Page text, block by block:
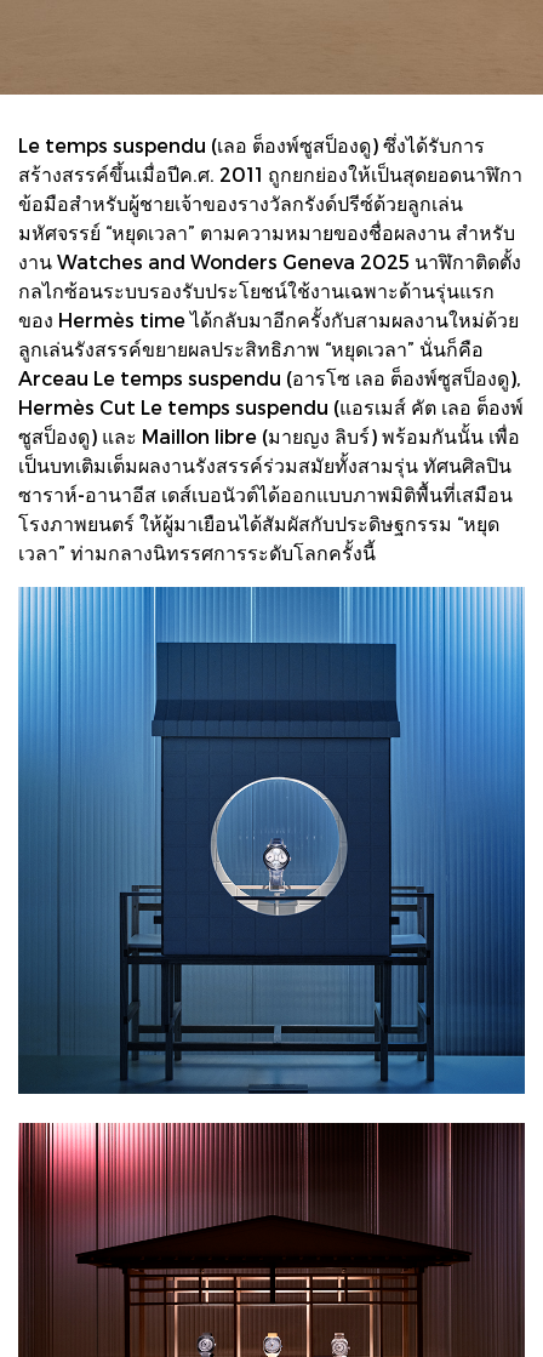
Le temps suspendu (เลอ ต็องพ์ซูสป็องดู) ซึ่งได้รับการ
สร้างสรรค์ขึ้นเมื่อปีค.ศ. 2011 ถูกยกย่องให้เป็นสุดยอดนาฬิกา
ข้อมือสำหรับผู้ชายเจ้าของรางวัลกรังด์ปรีซ์ด้วยลูกเล่น
มหัศจรรย์ “หยุดเวลา” ตามความหมายของชื่อผลงาน สำหรับ
งาน Watches and Wonders Geneva 2025 นาฬิกาติดตั้ง
กลไกซ้อนระบบรองรับประโยชน์ใช้งานเฉพาะด้านรุ่นแรก
ของ Hermès time ได้กลับมาอีกครั้งกับสามผลงานใหม่ด้วย
ลูกเล่นรังสรรค์ขยายผลประสิทธิภาพ “หยุดเวลา” นั่นก็คือ
Arceau Le temps suspendu (อารโซ เลอ ต็องพ์ซูสป็องดู),
Hermès Cut Le temps suspendu (แอรเมส์ คัต เลอ ต็องพ์
ซูสป็องดู) และ Maillon libre (มายญง ลิบร์) พร้อมกันนั้น เพื่อ
เป็นบทเติมเต็มผลงานรังสรรค์ร่วมสมัยทั้งสามรุ่น ทัศนศิลปิน
ซาราห์-อานาอีส เดส์เบอนัวต์ได้ออกแบบภาพมิติพื้นที่เสมือน
โรงภาพยนตร์ ให้ผู้มาเยือนได้สัมผัสกับประดิษฐกรรม “หยุด
เวลา” ท่ามกลางนิทรรศการระดับโลกครั้งนี้